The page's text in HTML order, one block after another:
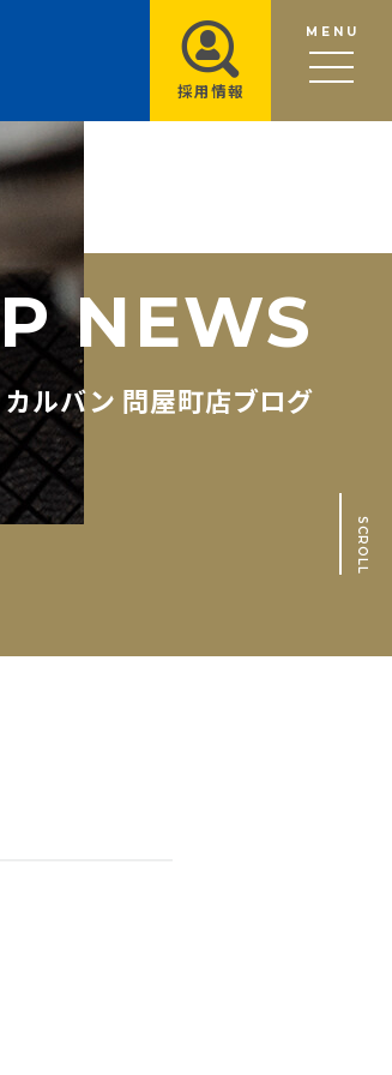
MENU
採用情報
P NEWS
カルバン 問屋町店ブログ
SCROLL